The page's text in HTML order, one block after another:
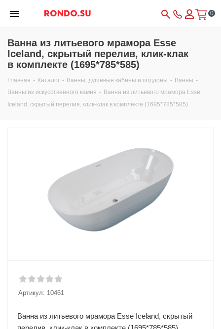
0
Ванна из литьевого мрамора Esse
Iceland, скрытый перелив, клик-клак
в комплекте (1695*785*585)
Главная - Каталог - Ванны, душевые кабины и поддоны - Ванны -
Ванны из искусственного камня - Ванна из литьевого мрамора Esse
Iceland, скрытый перелив, клик-клак в комплекте (1695*785*585)
Артикул: 10461
Ванна из литьевого мрамора Esse Iceland, скрытый